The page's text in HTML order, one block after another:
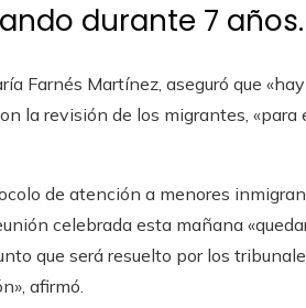
durante 7 años.
Farnés Martínez, aseguró que
la revisión de los migrantes, «para
de atención a menores
celebrada esta mañana
que será resuelto por los
afirmó.